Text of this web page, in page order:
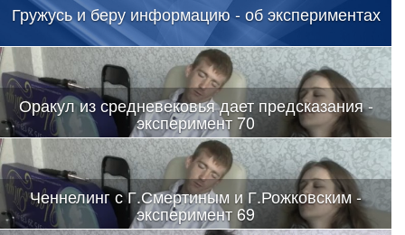
Гружусь и беру информацию - об экспериментах
Оракул из средневековья дает предсказания -
эксперимент 70
Ченнелинг с Г.Смертиным и Г.Рожковским -
эксперимент 69